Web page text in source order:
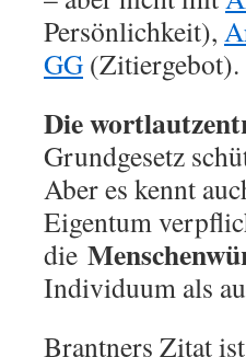
Persönlichkeit),
GG (Zitiergebot).
Die
Grundgesetz
Aber es kennt
Eigentum
die
Individuum als
Brantners Zitat